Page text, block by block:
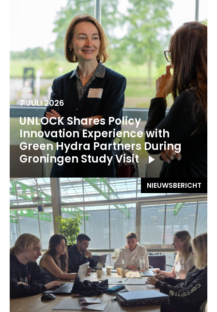
7 JULI 2026
UNLOCK Shares Policy
Innovation Experience with
Green Hydra Partners During
Groningen Study Visit
NIEUWSBERICHT